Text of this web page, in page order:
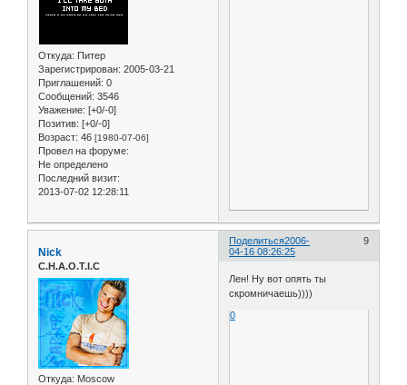
Откуда: Питер
Зарегистрирован: 2005-03-21
Приглашений: 0
Сообщений: 3546
Уважение: [+0/-0]
Позитив: [+0/-0]
Возраст: 46 [1980-07-06]
Провел на форуме:
Не определено
Последний визит:
2013-07-02 12:28:11
Поделиться 9
2006-
04-16 08:26:25
Nick
C.H.A.O.T.I.C
Откуда: Moscow
Лен! Ну вот опять ты
скромничаешь))))
0